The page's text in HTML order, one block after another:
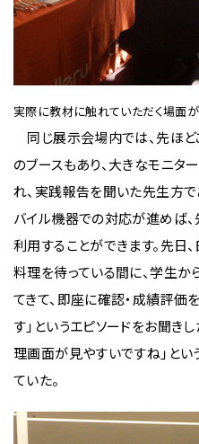
実際に教材に触れていただく場面
同じ展示会場内では、先ほ
のブースもあり、大きなモニタ
れ、実践報告を聞いた先生方で
バイル機器での対応が進めば
利用することができます。先日
料理を待っている間に、学生か
てきて、即座に確認・成績評価
す」というエピソードをお聞きし
理画面が見やすいですね」とい
ていた。